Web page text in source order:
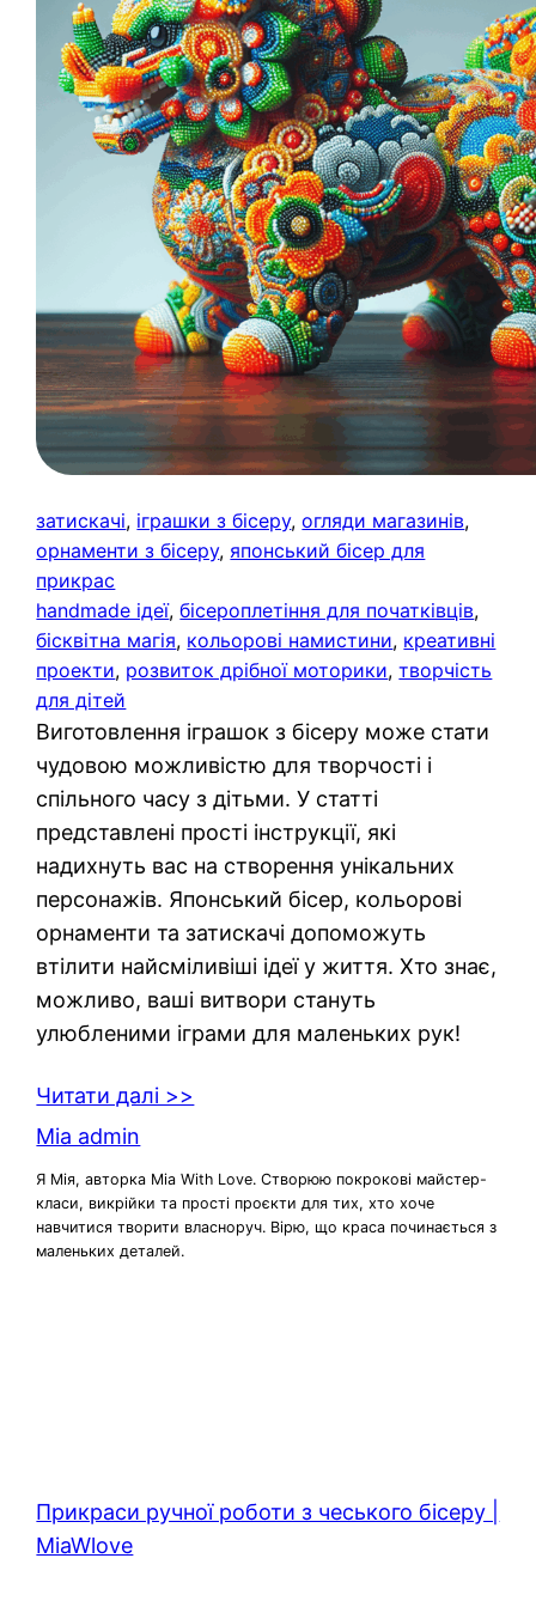
затискачі, іграшки з бісеру, огляди магазинів
орнаменти з бісеру, японський бісер для
прикрас
handmade ідеї, бісероплетіння для початківців
бісквітна магія, кольорові намистини, креативні
проекти, розвиток дрібної моторики, творчість
для дітей
Виготовлення іграшок з бісеру може стати
чудовою можливістю для творчості і
спільного часу з дітьми. У статті
представлені прості інструкції, які
надихнуть вас на створення унікальних
персонажів. Японський бісер, кольорові
орнаменти та затискачі допоможуть
втілити найсміливіші ідеї у життя. Хто знає,
можливо, ваші витвори стануть
улюбленими іграми для маленьких рук!
Читати далі >>
Mia admin
Я Мія, авторка Mia With Love. Створюю покрокові майстер-
класи, викрійки та прості проєкти для тих, хто хоче
навчитися творити власноруч. Вірю, що краса починається з
маленьких деталей.
Прикраси ручної роботи з чеського бісеру |
MiaWlove